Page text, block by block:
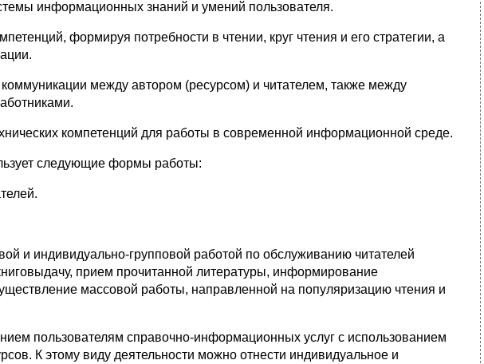
информационных знаний и умений пользователя.
формируя потребности в чтении, круг чтения и его стратегии, а
между автором (ресурсом) и читателем, также между
компетенций для работы в современной информационной среде.
следующие формы работы:
и индивидуально-групповой работой по обслуживанию читателей
прием прочитанной литературы, информирование
массовой работы, направленной на популяризацию чтения и
пользователям справочно-информационных услуг с использованием
К этому виду деятельности можно отнести индивидуальное и